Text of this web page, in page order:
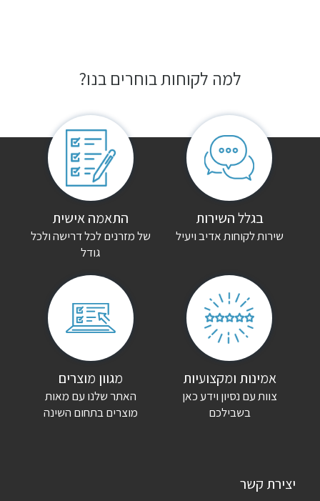
למה לקוחות בוחרים בנו?
בגלל השירות
שירות לקוחות אדיב ויעיל
התאמה אישית
של מזרנים לכל דרישה ולכל
גודל
אמינות ומקצועיות
צוות עם נסיון וידע כאן
בשבילכם
מגוון מוצרים
האתר שלנו עם מאות
מוצרים בתחום השינה
יצירת קשר